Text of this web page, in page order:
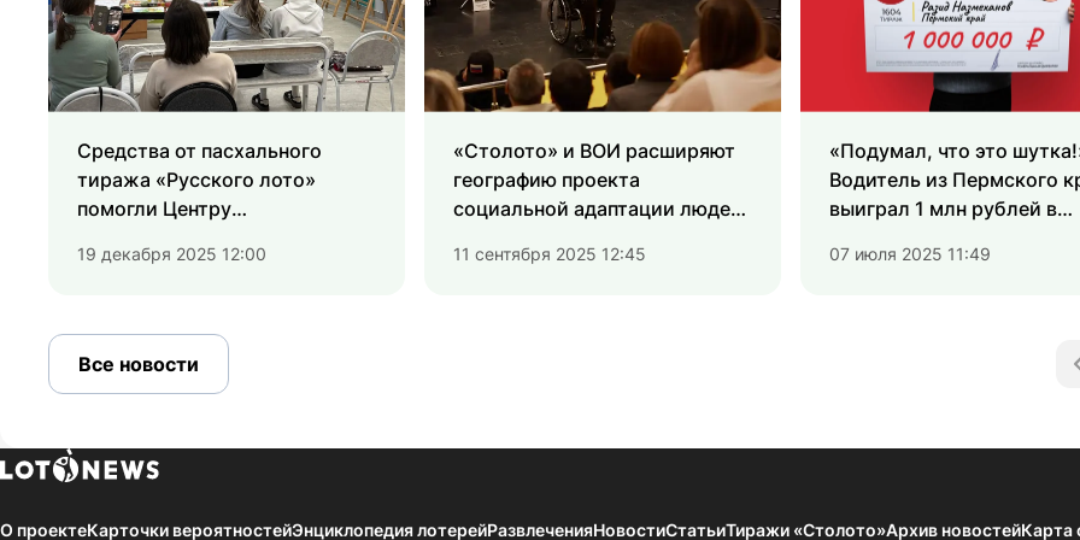
Средства от пасхального
тиража «Русского лото»
помогли Центру
продолжать помогать
19 декабря 2025 12:00
«Столото» и ВОИ расширяют
географию проекта
социальной адаптации людей
11 сентября 2025 12:45
«Подумал, что это
Водитель из Пермского
выиграл 1 млн рублей в
07 июля 2025 11:49
Все новости
О проектеКарточки вероятностейЭнциклопедия лотерейРазвлеченияНовостиСтатьиТиражи «Столото»Архив новостейКарта